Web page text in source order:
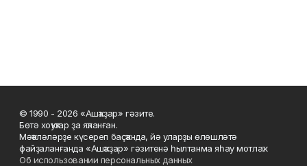
© 1990 - 2026 «Ашҡаҙар» гәзите.
Бөтә хоҡуҡтар ҙа яҡланған.
Мәҡәләләрҙе күсереп баҫҡанда, йә уларҙы өлөшләтә
файҙаланғанда «Ашҡаҙар» гәзитенә һылтанма яһау мотлаҡ.
Об использовании персональных данных